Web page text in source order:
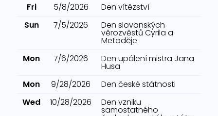
Fri
5/8/2026
Den vítězství
Sun
7/5/2026 Den slovanských
věrozvěstů Cyrila a
Metoděje
Mon
7/6/2026 Den upálení mistra Jana
Husa
Mon
9/28/2026
Den české státnosti
Wed
10/28/2026 Den vzniku
samostatného